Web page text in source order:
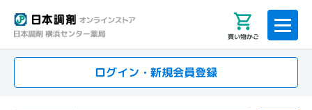
買い物かご
ログイン・新規会員登録